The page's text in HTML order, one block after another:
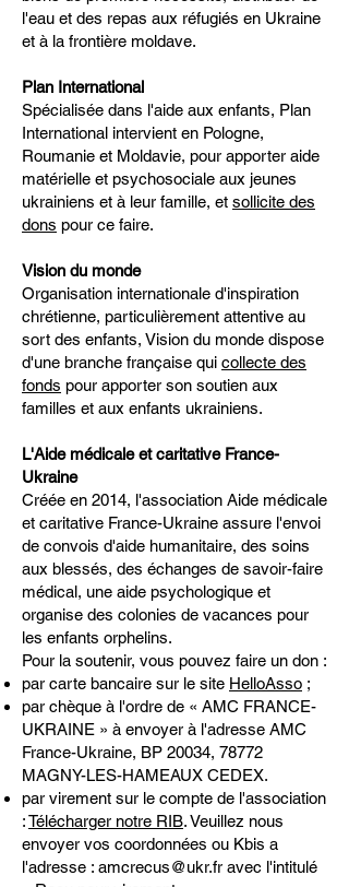
l'eau et des repas aux réfugiés en Ukraine
et à la frontière moldave.
Plan International
Spécialisée dans l'aide aux enfants, Plan
International intervient en Pologne,
Roumanie et Moldavie, pour apporter aide
matérielle et psychosociale aux jeunes
ukrainiens et à leur famille, et sollicite des
dons pour ce faire.
Vision du monde
Organisation internationale d'inspiration
chrétienne, particulièrement attentive au
sort des enfants, Vision du monde dispose
d'une branche française qui collecte des
fonds pour apporter son soutien aux
familles et aux enfants ukrainiens.
L'Aide médicale et caritative France-
Ukraine
Créée en 2014, l'association Aide médicale
et caritative France-Ukraine assure l'envoi
de convois d'aide humanitaire, des soins
aux blessés, des échanges de savoir-faire
médical, une aide psychologique et
organise des colonies de vacances pour
les enfants orphelins.
Pour la soutenir, vous pouvez faire un don :
par carte bancaire sur le site HelloAsso ;
par chèque à l'ordre de « AMC FRANCE-
UKRAINE » à envoyer à l'adresse AMC
France-Ukraine, BP 20034, 78772
MAGNY-LES-HAMEAUX CEDEX.
par virement sur le compte de l'association
:Télécharger notre RIB. Veuillez nous
envoyer vos coordonnées ou Kbis a
l'adresse : amcrecus@ukr.fr avec l'intitulé